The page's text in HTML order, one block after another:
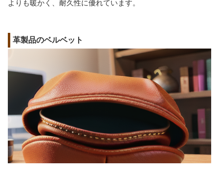
よりも暖かく、耐久性に優れています。
革製品のベルベット